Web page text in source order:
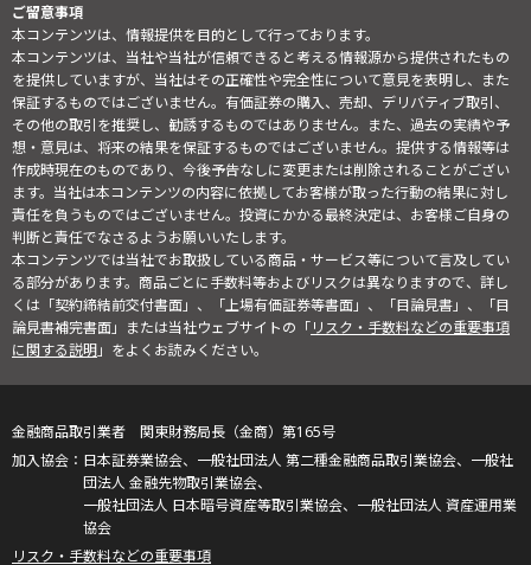
ご留意事項
本コンテンツは、情報提供を目的として行っております。
本コンテンツは、当社や当社が信頼できると考える情報源から提供されたもの
を提供していますが、当社はその正確性や完全性について意見を表明し、また
保証するものではございません。有価証券の購入、売却、デリバティブ取引、
その他の取引を推奨し、勧誘するものではありません。また、過去の実績や予
想・意見は、将来の結果を保証するものではございません。提供する情報等は
作成時現在のものであり、今後予告なしに変更または削除されることがござい
ます。当社は本コンテンツの内容に依拠してお客様が取った行動の結果に対し
責任を負うものではございません。投資にかかる最終決定は、お客様ご自身の
判断と責任でなさるようお願いいたします。
本コンテンツでは当社でお取扱している商品・サービス等について言及してい
る部分があります。商品ごとに手数料等およびリスクは異なりますので、詳し
くは「契約締結前交付書面」、「上場有価証券等書面」、「目論見書」、「目
論見書補完書面」または当社ウェブサイトの「リスク・手数料などの重要事項
に関する説明」をよくお読みください。
金融商品取引業者 関東財務局長（金商）第165号
日本証券業協会、一般社団法人 第二種金融商品取引業協会、一般社
団法人 金融先物取引業協会、
一般社団法人 日本暗号資産等取引業協会、一般社団法人 資産運用業
協会
リスク・手数料などの重要事項